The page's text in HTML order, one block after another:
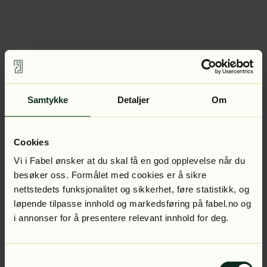
Samtykke Detaljer Om
Cookies
Vi i Fabel ønsker at du skal få en god opplevelse når du
besøker oss. Formålet med cookies er å sikre
nettstedets funksjonalitet og sikkerhet, føre statistikk, og
løpende tilpasse innhold og markedsføring på fabel.no og
i annonser for å presentere relevant innhold for deg.